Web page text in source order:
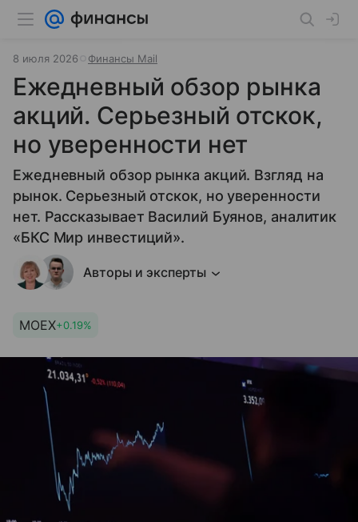
8 июля 2026 Финансы Mail
Ежедневный обзор рынка
акций. Серьезный отскок,
но уверенности нет
Ежедневный обзор рынка акций. Взгляд на
рынок. Серьезный отскок, но уверенности
нет. Рассказывает Василий Буянов, аналитик
«БКС Мир инвестиций».
Авторы и эксперты
MOEX+0.19%